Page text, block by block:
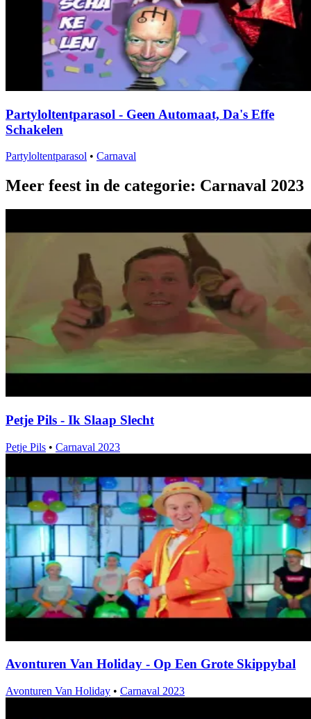
Partyloltentparasol - Geen Automaat, Da's Effe
Schakelen
Partyloltentparasol • Carnaval
Meer feest in de categorie: Carnaval 2023
Petje Pils - Ik Slaap Slecht
Petje Pils • Carnaval 2023
Avonturen Van Holiday - Op Een Grote Skippybal
Avonturen Van Holiday • Carnaval 2023